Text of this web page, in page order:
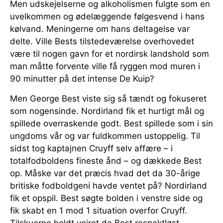
Men udskejelserne og alkoholismen fulgte som en
uvelkommen og ødelæggende følgesvend i hans
kølvand. Meningerne om hans deltagelse var
delte. Ville Bests tilstedeværelse overhovedet
være til nogen gavn for et nordirsk landshold som
man måtte forvente ville få ryggen mod muren i
90 minutter på det intense De Kuip?
Men George Best viste sig så tændt og fokuseret
som nogensinde. Nordirland fik et hurtigt mål og
spillede overraskende godt. Best spillede som i sin
ungdoms vår og var fuldkommen ustoppelig. Til
sidst tog kaptajnen Cruyff selv affære – i
totalfodboldens fineste ånd – og dækkede Best
op. Måske var det præcis hvad det da 30-årige
britiske fodboldgeni havde ventet på? Nordirland
fik et opspil. Best søgte bolden i venstre side og
fik skabt en 1 mod 1 situation overfor Cruyff.